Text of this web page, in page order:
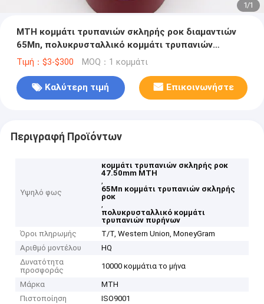
1/1
MTH κομμάτι τρυπανιών σκληρής ροκ διαμαντιών
65Mn, πολυκρυσταλλικό κομμάτι τρυπανιών
πυρήνων HQ
Τιμή：$3-$300 MOQ：1 κομμάτι
Καλύτερη τιμή Επικοινωνήστε
Περιγραφή Προϊόντων
Υψηλό φως
κομμάτι τρυπανιών σκληρής ροκ
47.50mm MTH
,
65Mn κομμάτι τρυπανιών σκληρής
ροκ
,
πολυκρυσταλλικό κομμάτι
τρυπανιών πυρήνων
Όροι πληρωμής
T/T, Western Union, MoneyGram
Αριθμό μοντέλου
HQ
Δυνατότητα
προσφοράς
10000 κομμάτια το μήνα
Μάρκα
MTH
Πιστοποίηση
ISO9001